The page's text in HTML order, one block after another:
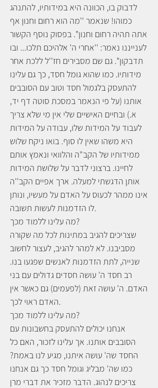
לדבוק בו, הכוונה היא במידותיו, להתנהג
כמוהו! שנאמר ''מה הוא רחום וחנון אף
אתה תהיה רחום וחנון''. בפסוק נוסף הקשור
לענייננו נאמר: ''אחרי ה' אלהיכם תלכו... ובו
תדבקון''. גם שם מסבירים חז''ל ללכת אחר
מידותיו. כמו שהוא גומל חסד, כך גם עלינו
להתעסק בלגמול חסד וטוב עם הסובבים
אותנו (על פי הנאמר במסכת סוטה דף יד,
א.) ובחיים האישיים שלי אין מי שלא צריך
לעבוד על המידות שלו, עבודה על המידות
היא משהו שאין לו סוף. בואו ניקח שלוש
ממידותיו של הקב"ה והלוואי ונאמץ אותם
לחיינו. ברצוני לדבר על שלושת המידות
אותן הדגשתי למעלה. ארך אפיים הקב''ה
אינו ממהר לכעוס על האדם על מעשיו, ונותן
לו הזדמנות לעשות תשובה.
מה עלינו ללמוד מכך?
שצריכים להגיב במתינות לכל מה שקורה
מסביבנו. לא למהר להגיב, לעצור לחשוב
שנייה, לתת הזדמנות לאנשים שפגעו בנו.
רב חסד ה' עושה חסדים גדולים עם בני
האדם. ה' עושה זאת (לפעמים) גם כאשר אין
האדם ראוי לכך.
מה עלינו ללמוד מכך?
אנחנו יכולים להתעסק בחשבונות עם
הסובבים אותנו. אך עלינו לזכור, האם כל
החסד שה' עושה איתנו, מגיע לנו באמת?
כמו שה' מבליג וגומל חסד כך גם אנחנו
צריכים לנהוג. הדבר מזכיר את דברי מרן